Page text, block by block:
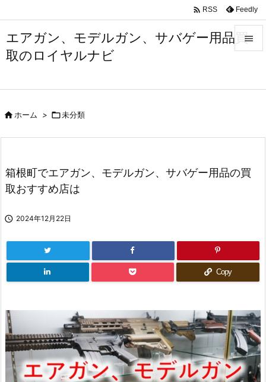
エアガン、モデルガン、サバゲー用品買
取のロイヤルナビ


前へ
次へ
 RSS Feedly
ホーム > 未分類
箱根町でエアガン、モデルガン、サバゲー用品の買
取おすすめ店は
 2024年12月22日
Copy